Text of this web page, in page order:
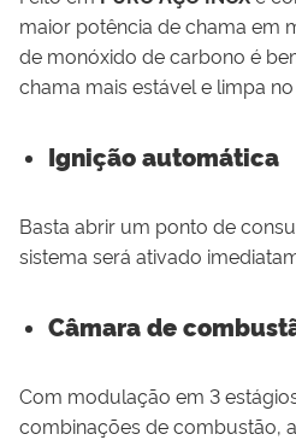
maior potência de chama em
de monóxido de carbono é
chama mais estável e limpa
Ignição automática
Basta abrir um ponto de
sistema será ativado
Câmara de
Com modulação em 3
combinações de combustão,